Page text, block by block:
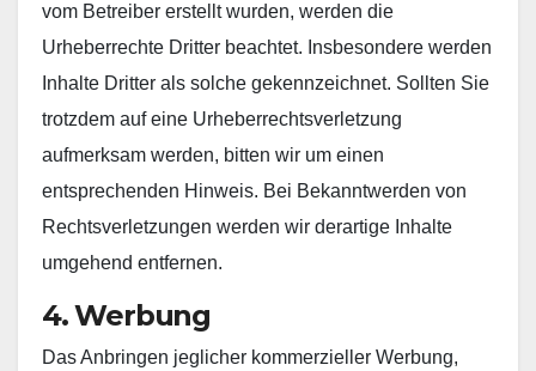
vom Betreiber erstellt wurden, werden die
Urheberrechte Dritter beachtet. Insbesondere werden
Inhalte Dritter als solche gekennzeichnet. Sollten Sie
trotzdem auf eine Urheberrechtsverletzung
aufmerksam werden, bitten wir um einen
entsprechenden Hinweis. Bei Bekanntwerden von
Rechtsverletzungen werden wir derartige Inhalte
umgehend entfernen.
4. Werbung
Das Anbringen jeglicher kommerzieller Werbung,